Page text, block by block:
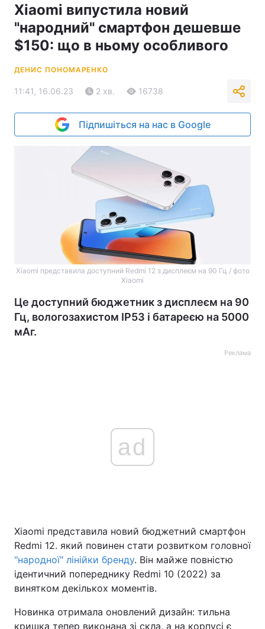
Xiaomi випустила новий
"народний" смартфон дешевше
$150: що в ньому особливого
ДЕНИС ПОНОМАРЕНКО
11:41, 16.06.23 2 хв. 16738
Підпишіться на нас в Google
Xiaomi представила доступний Redmi 12 з дисплеєм на 90 Гц / фото
Xiaomi
Це доступний бюджетник з дисплеєм на 90
Гц, вологозахистом IP53 і батареєю на 5000
мАг.
Реклама
ad
Xiaomi представила новий бюджетний смартфон
Redmi 12. який повинен стати розвитком головної
"народної" лінійки бренду. Він майже повністю
ідентичний попереднику Redmi 10 (2022) за
винятком декількох моментів.
Новинка отримала оновлений дизайн: тильна
кришка тепер виконана зі скла, а на корпусі є